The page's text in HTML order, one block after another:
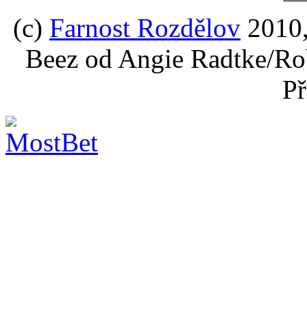
(c) Farnost Rozdělov
Beez od Angie Radtke/